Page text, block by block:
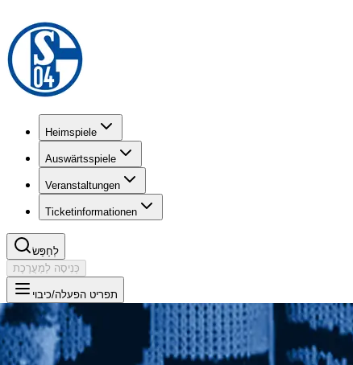
Heimspiele
Auswärtsspiele
Veranstaltungen
Ticketinformationen
לְחַפֵּשׂ
כְּנִיסָה לַמַעֲרֶכֶת
תפריט הפעלה/כיבוי